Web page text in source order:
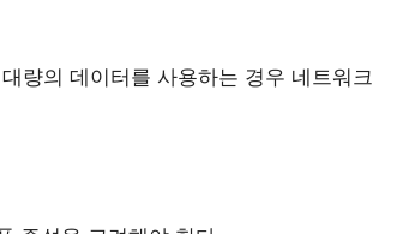
량의 데이터를 사용하는 경우 네트워크